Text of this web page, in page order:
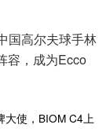
国高尔夫球手林
容，成为Ecco